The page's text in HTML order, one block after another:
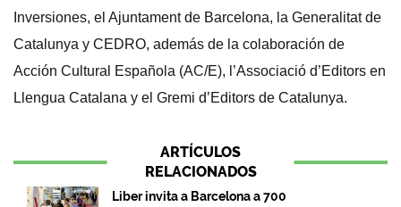
Inversiones, el Ajuntament de Barcelona, la Generalitat de
Catalunya y CEDRO, además de la colaboración de
Acción Cultural Española (AC/E), l’Associació d’Editors en
Llengua Catalana y el Gremi d’Editors de Catalunya.
ARTÍCULOS
RELACIONADOS
Liber invita a Barcelona a 700